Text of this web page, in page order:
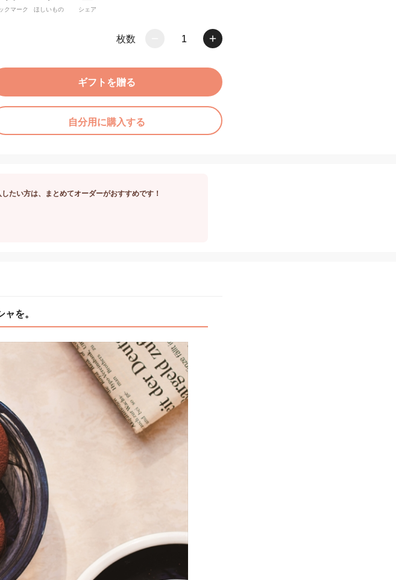
クマーク ほしいもの シェア
枚数 1
ギフトを贈る
自分用に購入する
たい方は、まとめてオーダーがおすすめです！
を。